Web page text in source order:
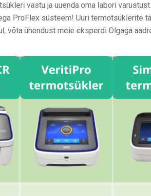
vastu ja uuenda oma labori
ProFlex süsteem! Uuri termotsüklerite
võta ühendust meie eksperdi Olgaga